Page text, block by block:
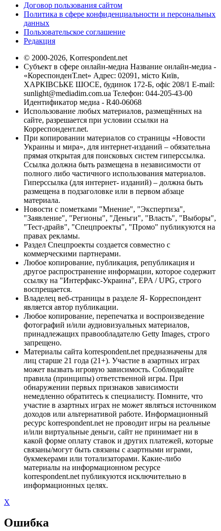
Договор пользования сайтом
Политика в сфере конфиденциальности и персональных
данных
Пользовательское соглашение
Редакция
© 2000-2026, Korrespondent.net
Субъект в сфере онлайн-медиа Название онлайн-медиа -
«КореспонденТ.net» Адрес: 02091, місто Київ,
ХАРКІВСЬКЕ ШОСЕ, будинок 172-Б, офіс 208/1 E-mail:
sunlight@mediadim.com.ua Телефон: 044-205-43-00
Идентификатор медиа - R40-06068
Использование любых материалов, размещённых на
сайте, разрешается при условии ссылки на
Корреспондент.net.
При копировании материалов со страницы «Новости
Украины и мира», для интернет-изданий – обязательна
прямая открытая для поисковых систем гиперссылка.
Ссылка должна быть размещена в независимости от
полного либо частичного использования материалов.
Гиперссылка (для интернет- изданий) – должна быть
размещена в подзаголовке или в первом абзаце
материала.
Новости с пометками "Мнение", "Экспертиза",
"Заявление", "Регионы", "Деньги", "Власть", "Выборы",
"Тест-драйв", "Спецпроекты", "Промо" публикуются на
правах рекламы.
Раздел Спецпроекты создается совместно с
коммерческими партнерами.
Любое копирование, публикация, републикация и
другое распространение информации, которое содержит
ссылку на "Интерфакс-Украина", EPA / UPG, строго
воспрещается.
Владелец веб-страницы в разделе Я- Корреспондент
является автор публикации.
Любое копирование, перепечатка и воспроизведение
фотографий и/или аудиовизуальных материалов,
принадлежащих правообладателю Getty Images, строго
запрещено.
Материалы сайта korrespondent.net предназначены для
лиц старше 21 года (21+). Участие в азартных играх
может вызвать игровую зависимость. Соблюдайте
правила (принципы) ответственной игры. При
обнаружении первых признаков зависимости
немедленно обратитесь к специалисту. Помните, что
участие в азартных играх не может являться источником
доходов или альтернативой работе. Информационный
ресурс korrespondent.net не проводит игры на реальные
и/или виртуальные деньги, сайт не принимает ни в
какой форме оплату ставок и других платежей, которые
связаны/могут быть связаны с азартными играми,
букмекерами или тотализаторами. Какие-либо
материалы на информационном ресурсе
korrespondent.net публикуются исключительно в
информационных целях.
X
Ошибка